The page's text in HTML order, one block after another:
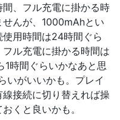
、フル充電に掛かる時
んが、1000mAhとい
用時間は24時間ぐら
ル充電に掛かる時間は
時間ぐらいかなあと思
いがいいかも。プレイ
接続に切り替えれば操
くと良いかも。